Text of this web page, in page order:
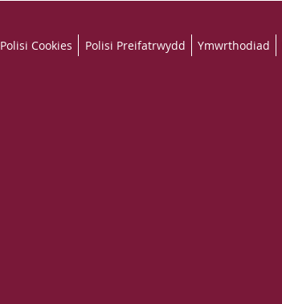
Polisi Cookies Polisi Preifatrwydd Ymwrthodiad